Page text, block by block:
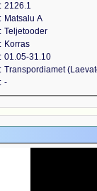
2126.1
Matsalu A
Teljetooder
Korras
01.05-31.10
Transpordiamet
-